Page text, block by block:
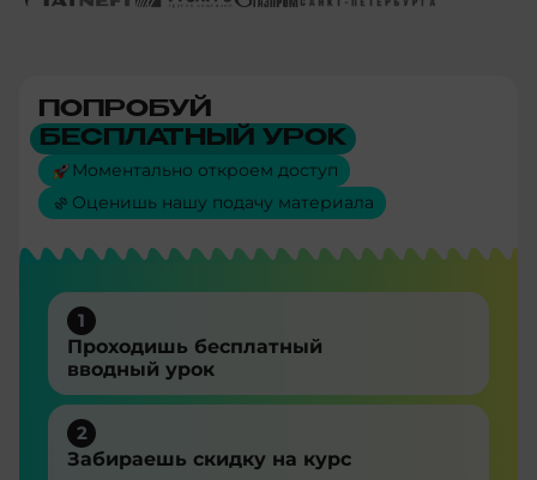
ПОПРОБУЙ
БЕСПЛАТНЫЙ УРОК
Моментально откроем доступ
Оценишь нашу подачу материала
1
Проходишь бесплатный
вводный урок
2
Забираешь скидку на курс